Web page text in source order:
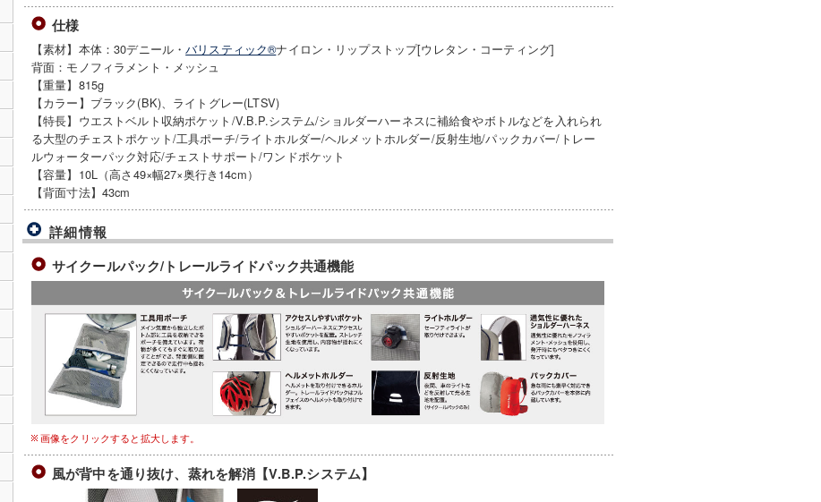
仕様
【素材】本体：30デニール・バリスティック®ナイロン・リップストップ[ウレタン・コーティング]
背面：モノフィラメント・メッシュ
【重量】815g
【カラー】ブラック(BK)、ライトグレー(LTSV)
【特長】ウエストベルト収納ポケット/V.B.P.システム/ショルダーハーネスに補給食やボトルなどを入れられ
る大型のチェストポケット/工具ポーチ/ライトホルダー/ヘルメットホルダー/反射生地/パックカバー/トレー
ルウォーターパック対応/チェストサポート/ワンドポケット
【容量】10L（高さ49×幅27×奥行き14cm）
【背面寸法】43cm
詳細情報
サイクールパック/トレールライドパック共通機能
画像をクリックすると拡大します。
風が背中を通り抜け、蒸れを解消【V.B.P.システム】